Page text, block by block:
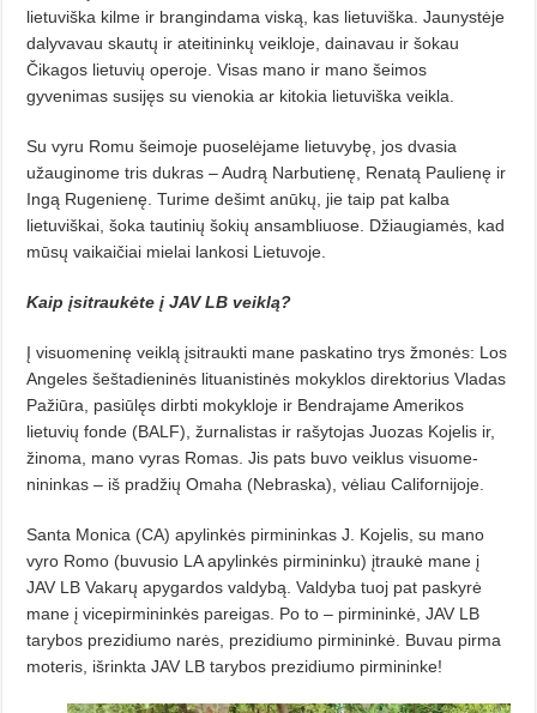
lietuviška kil­me ir brangindama viską, kas lie­tuviška. Jaunystėje
dalyvavau skau­tų ir ateitininkų veikloje, dainavau ir šokau
Čikagos lietuvių operoje. Visas mano ir mano šeimos
gyvenimas su­sijęs su vienokia ar kitokia lietuviška veikla.
Su vyru Romu šeimoje puoselėjame lietuvybę, jos dvasia
užaugino­me tris dukras – Audrą Narbutienę, Renatą Paulienę ir
Ingą Rugenienę. Turime dešimt anūkų, jie taip pat kal­­ba
lietuviškai, šoka tautinių šokių ansambliuose. Džiaugiamės, kad
mū­sų vaikaičiai mielai lankosi Lietu­voje.
Kaip įsitraukėte į JAV LB veiklą?
Į visuomeninę veiklą įsitraukti ma­ne paskatino trys žmonės: Los
Angeles šeštadieninės lituanistinės mokyklos direktorius Vladas
Pažiū­ra, pasiūlęs dirbti mokykloje ir Ben­drajame Amerikos
lietuvių fonde (BALF), žurnalistas ir rašytojas Juo­zas Kojelis ir,
žinoma, mano vyras Ro­mas. Jis pats buvo veiklus visuome­
nininkas – iš pradžių Omaha (Ne­braska), vėliau Californijoje.
Santa Monica (CA) apylinkės pir­mininkas J. Kojelis, su mano
vyro Romo (buvusio LA apylinkės pirmi­ninku) įtraukė mane į
JAV LB Vaka­rų apygardos valdybą. Valdyba tuoj pat paskyrė
mane į vicepirmininkės pareigas. Po to – pirmininkė, JAV LB
tarybos prezidiumo narės, prezidiumo pirmininkė. Buvau pirma
mote­ris, išrinkta JAV LB tarybos prezidiumo pirmininke!